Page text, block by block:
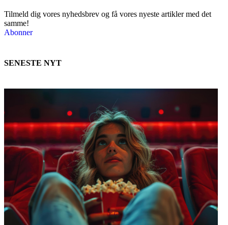
Tilmeld dig vores nyhedsbrev og få vores nyeste artikler med det
samme!
Abonner
SENESTE NYT